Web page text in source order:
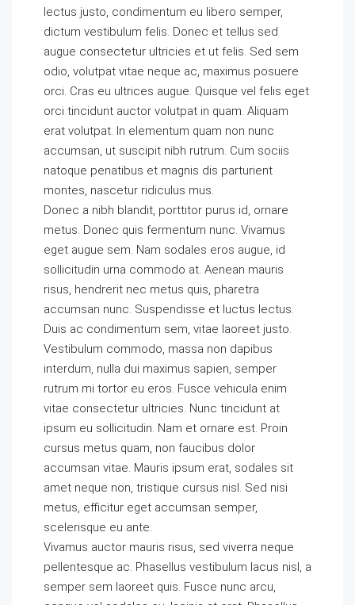
lectus justo, condimentum eu libero semper,
dictum vestibulum felis. Donec et tellus sed
augue consectetur ultricies et ut felis. Sed sem
odio, volutpat vitae neque ac, maximus posuere
orci. Cras eu ultrices augue. Quisque vel felis eget
orci tincidunt auctor volutpat in quam. Aliquam
erat volutpat. In elementum quam non nunc
accumsan, ut suscipit nibh rutrum. Cum sociis
natoque penatibus et magnis dis parturient
montes, nascetur ridiculus mus.
Donec a nibh blandit, porttitor purus id, ornare
metus. Donec quis fermentum nunc. Vivamus
eget augue sem. Nam sodales eros augue, id
sollicitudin urna commodo at. Aenean mauris
risus, hendrerit nec metus quis, pharetra
accumsan nunc. Suspendisse et luctus lectus.
Duis ac condimentum sem, vitae laoreet justo.
Vestibulum commodo, massa non dapibus
interdum, nulla dui maximus sapien, semper
rutrum mi tortor eu eros. Fusce vehicula enim
vitae consectetur ultricies. Nunc tincidunt at
ipsum eu sollicitudin. Nam et ornare est. Proin
cursus metus quam, non faucibus dolor
accumsan vitae. Mauris ipsum erat, sodales sit
amet neque non, tristique cursus nisl. Sed nisi
metus, efficitur eget accumsan semper,
scelerisque eu ante.
Vivamus auctor mauris risus, sed viverra neque
pellentesque ac. Phasellus vestibulum lacus nisl, a
semper sem laoreet quis. Fusce nunc arcu,